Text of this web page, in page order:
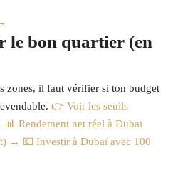
le bon quartier (en
zones, il faut vérifier si ton budget
👉 Voir les seuils
📊 Rendement net réel à Dubaï
→ 💶 Investir à Dubaï avec 100